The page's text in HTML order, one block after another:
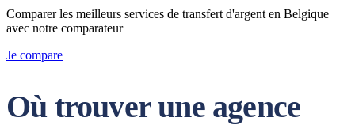
Comparer les meilleurs services de transfert d'argent en Belgique
avec notre comparateur
Je compare
Où trouver une agence